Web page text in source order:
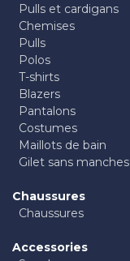
Pulls et cardigans
Chemises
Pulls
Polos
T-shirts
Blazers
Pantalons
Costumes
Maillots de bain
Gilet sans manches
Chaussures
Chaussures
Accessories